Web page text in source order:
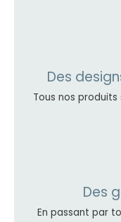
Des
Tous nos
Des
En passant par